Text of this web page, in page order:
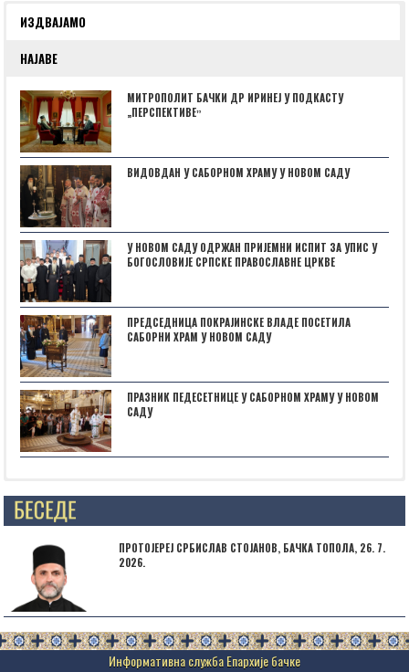
ИЗДВАЈАМО
НАЈАВЕ
МИТРОПОЛИТ БАЧКИ ДР ИРИНЕЈ У ПОДКАСТУ
„ПЕРСПЕКТИВЕˮ
ВИДОВДАН У САБОРНОМ ХРАМУ У НОВОМ САДУ
У НОВОМ САДУ ОДРЖАН ПРИЈЕМНИ ИСПИТ ЗА УПИС У
БОГОСЛОВИЈЕ СРПСКЕ ПРАВОСЛАВНЕ ЦРКВЕ
ПРЕДСЕДНИЦА ПОКРАЈИНСКЕ ВЛАДЕ ПОСЕТИЛА
САБОРНИ ХРАМ У НОВОМ САДУ
ПРАЗНИК ПЕДЕСЕТНИЦЕ У САБОРНОМ ХРАМУ У НОВОМ
САДУ
Posts not found
ПРОТОЈЕРЕЈ СРБИСЛАВ СТОЈАНОВ, БАЧКА ТОПОЛА, 26. 7.
2026.